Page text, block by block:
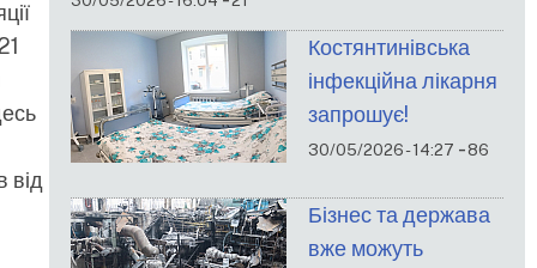
від
Костянтинівська
інфекційна лікарня
запрошує!
30/05/2026 - 14:27 -86
Бізнес та держава
вже можуть